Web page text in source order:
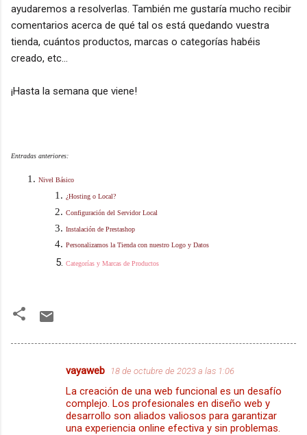
ayudaremos a resolverlas. También me gustaría mucho recibir
comentarios acerca de qué tal os está quedando vuestra
tienda, cuántos productos, marcas o categorías habéis
creado, etc...
¡Hasta la semana que viene!
Entradas anteriores:
Nivel Básico
¿Hosting o Local?
Configuración del Servidor Local
Instalación de Prestashop
Personalizamos la Tienda con nuestro Logo y Datos
Categorías y Marcas de Productos
vayaweb 18 de octubre de 2023 a las 1:06
La creación de una web funcional es un desafío
complejo. Los profesionales en diseño web y
desarrollo son aliados valiosos para garantizar
una experiencia online efectiva y sin problemas.